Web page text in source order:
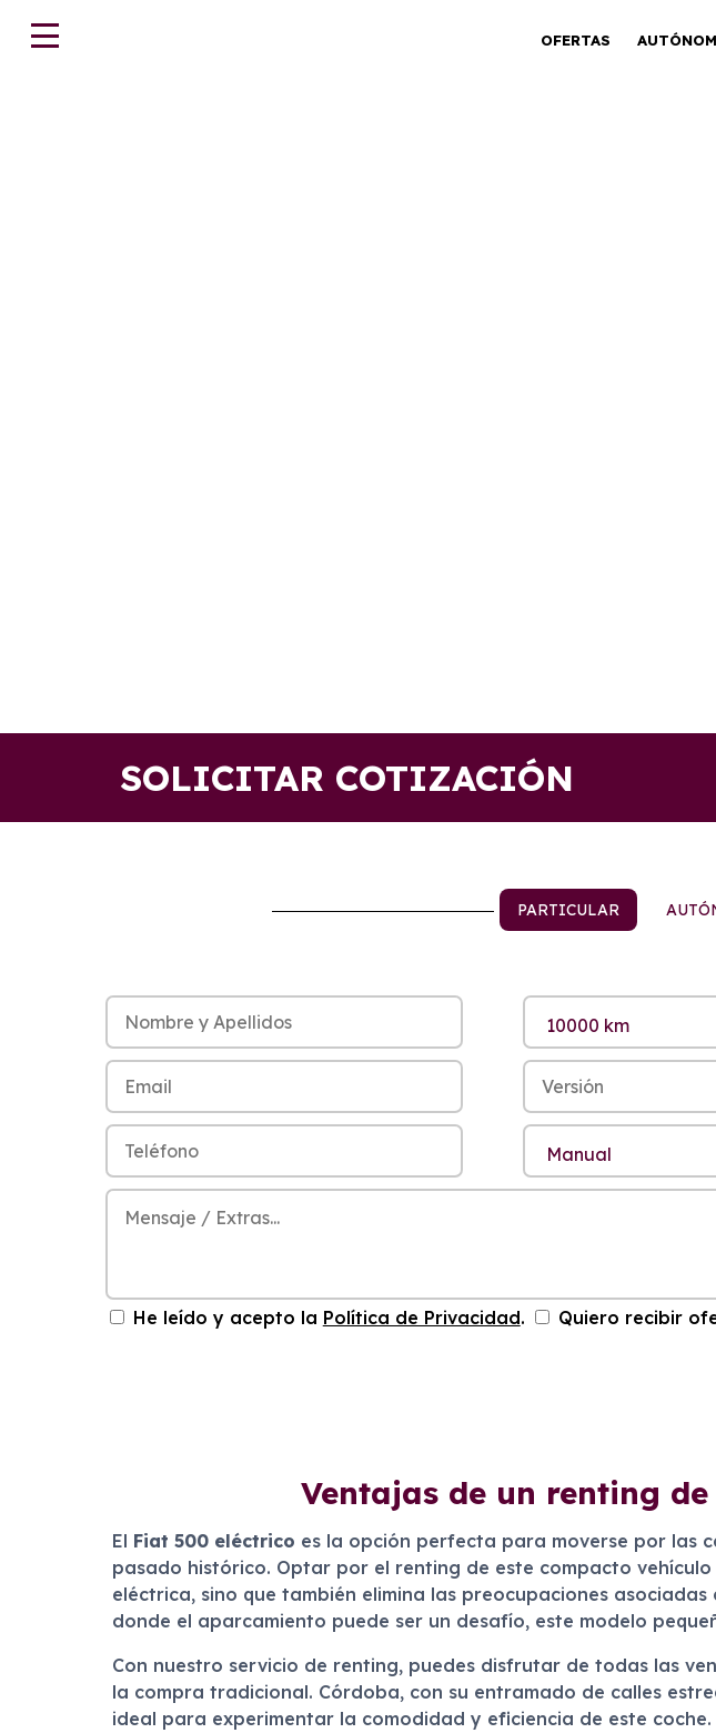
OFERTAS
SOLICITAR COTIZACIÓN
PARTICULAR
He leído y acepto la Política de Privacidad. Quiero recibir
Ventajas de un renting
El Fiat 500 eléctrico es la opción perfecta para moverse por las
pasado histórico. Optar por el renting de este compacto
eléctrica, sino que también elimina las preocupaciones
donde el aparcamiento puede ser un desafío, este modelo
Con nuestro servicio de renting, puedes disfrutar de todas las
la compra tradicional. Córdoba, con su entramado de calles
ideal para experimentar la comodidad y eficiencia de este